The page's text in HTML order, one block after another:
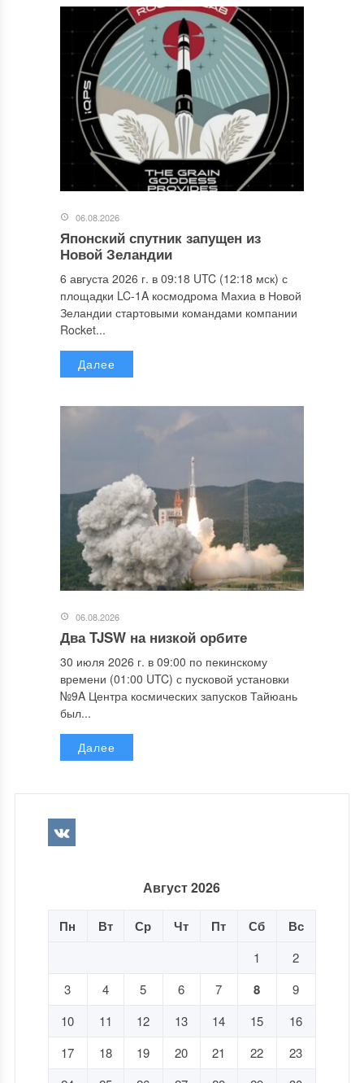
06.08.2026
Японский спутник запущен из
Новой Зеландии
6 августа 2026 г. в 09:18 UTC (12:18 мск) с
площадки LC-1A космодрома Махиа в Новой
Зеландии стартовыми командами компании
Rocket...
Далее
06.08.2026
Два TJSW на низкой орбите
30 июля 2026 г. в 09:00 по пекинскому
времени (01:00 UTC) с пусковой установки
№9A Центра космических запусков Тайюань
был...
Далее
Август 2026
Пн Вт Ср Чт Пт Сб Вс
1
2
3
4 5 6 7 8
9
10
11 12 13 14 15
16
17
18 19 20 21 22
23